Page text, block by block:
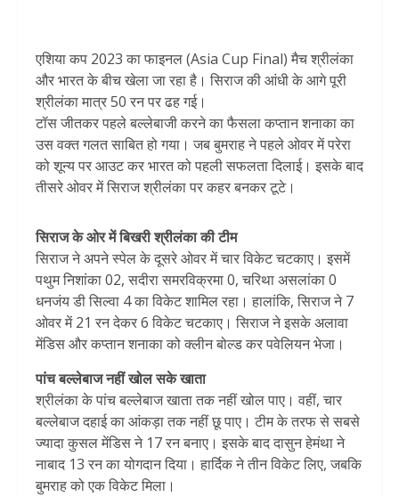
एशिया कप 2023 का फाइनल (Asia Cup Final) मैच श्रीलंका
और भारत के बीच खेला जा रहा है। सिराज की आंधी के आगे पूरी
श्रीलंका मात्र 50 रन पर ढह गई।
टॉस जीतकर पहले बल्लेबाजी करने का फैसला कप्तान शनाका का
उस वक्त गलत साबित हो गया। जब बुमराह ने पहले ओवर में परेरा
को शून्य पर आउट कर भारत को पहली सफलता दिलाई। इसके बाद
तीसरे ओवर में सिराज श्रीलंका पर कहर बनकर टूटे।
सिराज के ओर में बिखरी श्रीलंका की टीम
सिराज ने अपने स्पेल के दूसरे ओवर में चार विकेट चटकाए। इसमें
पथुम निशांका 02, सदीरा समरविक्रमा 0, चरिथा असलांका 0
धनजंय डी सिल्वा 4 का विकेट शामिल रहा। हालांकि, सिराज ने 7
ओवर में 21 रन देकर 6 विकेट चटकाए। सिराज ने इसके अलावा
मेंडिस और कप्तान शनाका को क्लीन बोल्ड कर पवेलियन भेजा।
पांच बल्लेबाज नहीं खोल सके खाता
श्रीलंका के पांच बल्लेबाज खाता तक नहीं खोल पाए। वहीं, चार
बल्लेबाज दहाई का आंकड़ा तक नहीं छू पाए। टीम के तरफ से सबसे
ज्यादा कुसल मेंडिस ने 17 रन बनाए। इसके बाद दासुन हेमंथा ने
नाबाद 13 रन का योगदान दिया। हार्दिक ने तीन विकेट लिए, जबकि
बुमराह को एक विकेट मिला।